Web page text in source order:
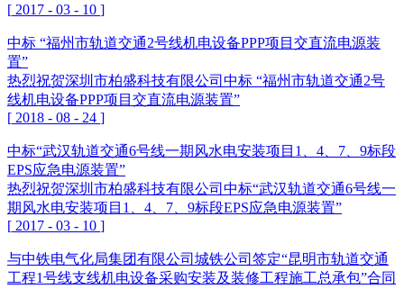
[ 2017 - 03 - 10 ]
中标 “福州市轨道交通2号线机电设备PPP项目交直流电源装
置”
热烈祝贺深圳市柏盛科技有限公司中标 “福州市轨道交通2号
线机电设备PPP项目交直流电源装置”
[ 2018 - 08 - 24 ]
中标“武汉轨道交通6号线一期风水电安装项目1、4、7、9标段
EPS应急电源装置”
热烈祝贺深圳市柏盛科技有限公司中标“武汉轨道交通6号线一
期风水电安装项目1、4、7、9标段EPS应急电源装置”
[ 2017 - 03 - 10 ]
与中铁电气化局集团有限公司城铁公司签定“昆明市轨道交通
工程1号线支线机电设备采购安装及装修工程施工总承包”合同